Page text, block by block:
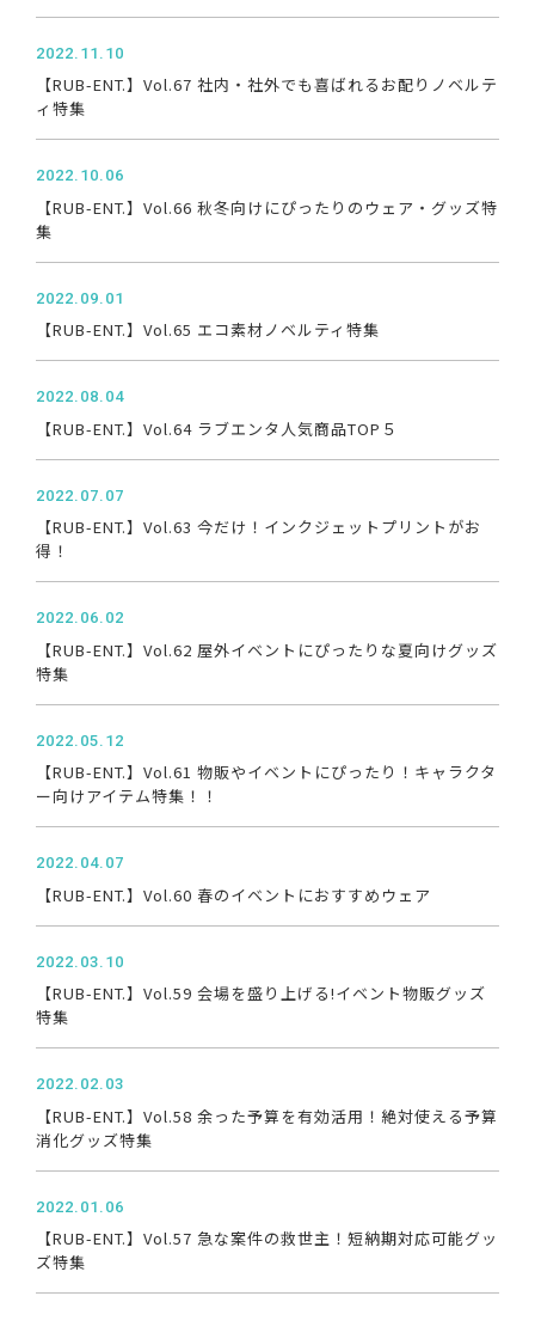
2022.11.10
【RUB-ENT.】Vol.67 社内・社外でも喜ばれるお配りノベルテ
ィ特集
2022.10.06
【RUB-ENT.】Vol.66 秋冬向けにぴったりのウェア・グッズ特
集
2022.09.01
【RUB-ENT.】Vol.65 エコ素材ノベルティ特集
2022.08.04
【RUB-ENT.】Vol.64 ラブエンタ人気商品TOP５
2022.07.07
【RUB-ENT.】Vol.63 今だけ！インクジェットプリントがお
得！
2022.06.02
【RUB-ENT.】Vol.62 屋外イベントにぴったりな夏向けグッズ
特集
2022.05.12
【RUB-ENT.】Vol.61 物販やイベントにぴったり！キャラクタ
ー向けアイテム特集！！
2022.04.07
【RUB-ENT.】Vol.60 春のイベントにおすすめウェア
2022.03.10
【RUB-ENT.】Vol.59 会場を盛り上げる!イベント物販グッズ
特集
2022.02.03
【RUB-ENT.】Vol.58 余った予算を有効活用！絶対使える予算
消化グッズ特集
2022.01.06
【RUB-ENT.】Vol.57 急な案件の救世主！短納期対応可能グッ
ズ特集